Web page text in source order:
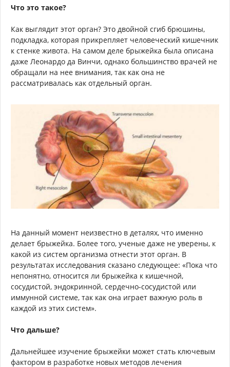
Что это такое?
Как выглядит этот орган? Это двойной сгиб брюшины,
подкладка, которая прикрепляет человеческий кишечник
к стенке живота. На самом деле брыжейка была описана
даже Леонардо да Винчи, однако большинство врачей не
обращали на нее внимания, так как она не
рассматривалась как отдельный орган.
На данный момент неизвестно в деталях, что именно
делает брыжейка. Более того, ученые даже не уверены, к
какой из систем организма отнести этот орган. В
результатах исследования сказано следующее: «Пока что
непонятно, относится ли брыжейка к кишечной,
сосудистой, эндокринной, сердечно-сосудистой или
иммунной системе, так как она играет важную роль в
каждой из этих систем».
Что дальше?
Дальнейшее изучение брыжейки может стать ключевым
фактором в разработке новых методов лечения